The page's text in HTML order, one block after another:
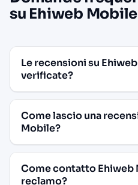
su Ehiweb Mobile
Le recensioni su
verificate?
Come lascio una
Mobile?
Come contatto Ehiweb
reclamo?